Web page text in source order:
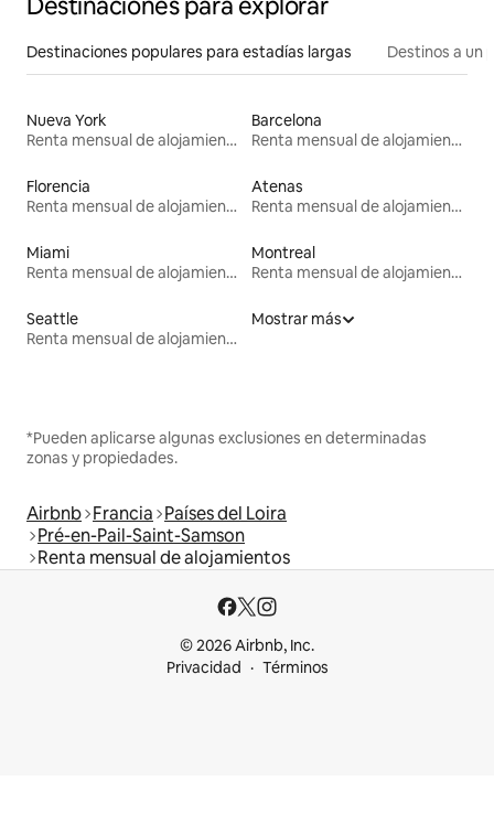
Destinaciones populares para estadías largas Destinos a un
Nueva York
Renta mensual de alojamientos
Barcelona
Renta mensual de alojamientos
Florencia
Renta mensual de alojamientos
Atenas
Renta mensual de alojamientos
Miami
Renta mensual de alojamientos
Montreal
Renta mensual de alojamientos
Seattle
Renta mensual de alojamientos
Mostrar más
*Pueden aplicarse algunas exclusiones en determinadas
zonas y propiedades.
Airbnb Francia Países del Loira
Pré-en-Pail-Saint-Samson
Renta mensual de alojamientos
© 2026 Airbnb, Inc.
Privacidad
Términos